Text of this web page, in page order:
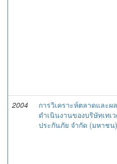
2004
การวิเคราะห์ตลาดและผ
ดำเนินงานของบริษัทเทเ
ประกันภัย จำกัด (มหาชน)